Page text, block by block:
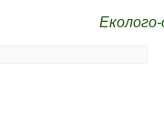
Еколого-